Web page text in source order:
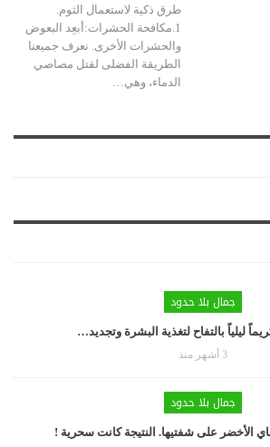
طرق ذكية لاستعمال الثوم.
1.مكافحة الحشرات:أبعِد البعوض
والحشرات الأخرى. نعرف جميعنا
الطريقة الفضلى لقتل مصاصي
الدماء، وهي…
جمال بلا حدود
ليلياً بالتفاح لتغذية البشرة وتجديد…
3 أشهر منذ
جمال بلا حدود
على شفتيها. النتيجة كانت سحرية !